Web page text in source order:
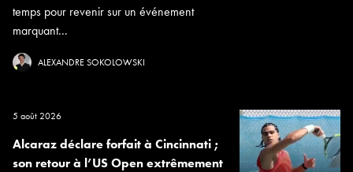
temps pour revenir sur un événement
marquant...
ALEXANDRE SOKOLOWSKI
5 août 2026
Alcaraz déclare forfait à Cincinnati ;
son retour à l’US Open extrêmement